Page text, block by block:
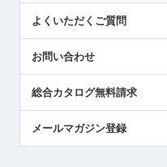
センサのテクニカルガイド
社長ブログ
よくいただくご質問
お問い合わせ
総合カタログ無料請求
メールマガジン登録